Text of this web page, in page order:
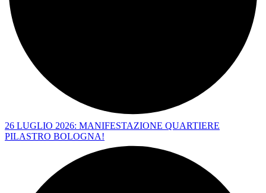
26 LUGLIO 2026: MANIFESTAZIONE QUARTIERE
PILASTRO BOLOGNA!